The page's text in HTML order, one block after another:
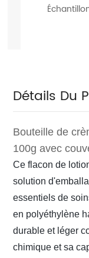
Détails Du
Bouteille de
100g avec
Ce flacon de
solution
essentiels de
en polyéthylène
durable et léger
chimique et sa